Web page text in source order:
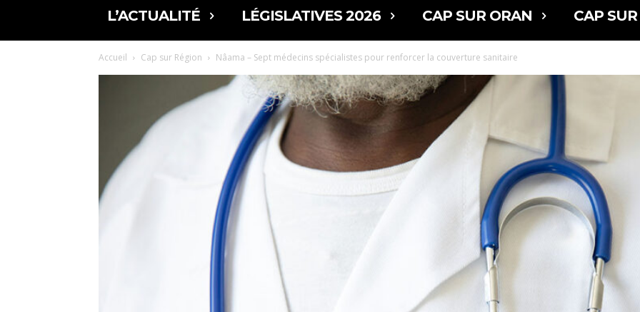
L’ACTUALITÉ LÉGISLATIVES 2026 CAP SUR ORAN CAP
Accueil Cap sur Région Nâama – Sept médecins spécialistes pour renforcer la couverture sanitaire